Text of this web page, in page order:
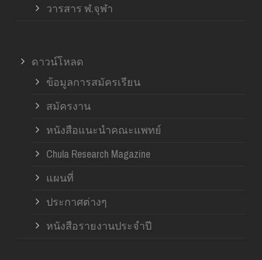
วารสาร ฬ.จุฬา
ดาวน์โหลด
ข้อมูลการสมัครเรียน
สมัครงาน
หนังสือแนะนำคณะแพทย์
Chula Research Magazine
แผนที่
ประกาศต่างๆ
หนังสือรายงานประจำปี